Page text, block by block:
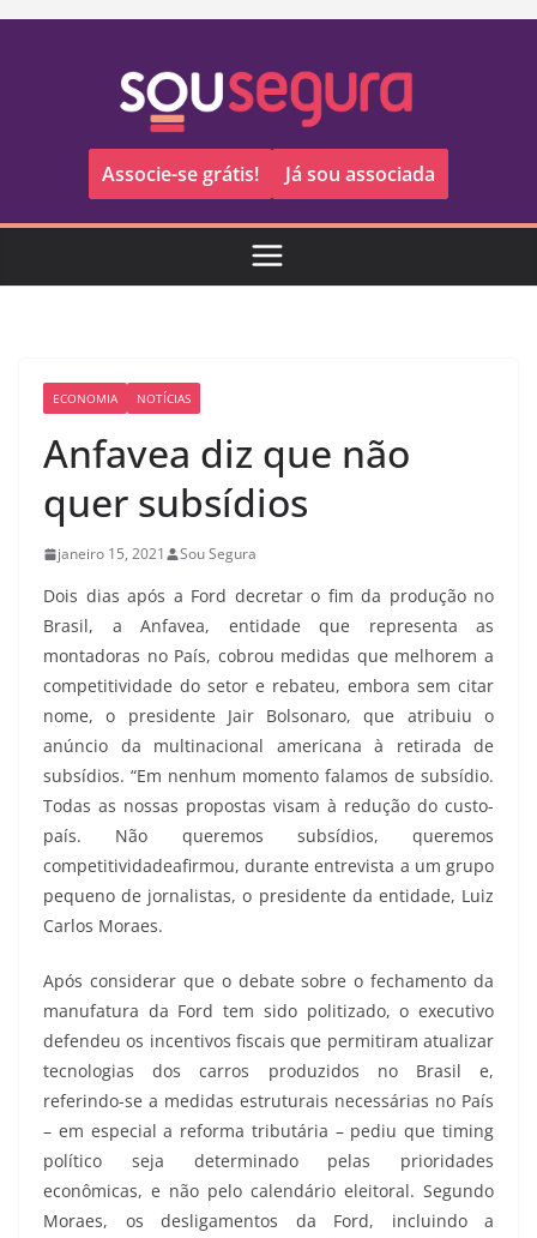
Pular
Associe-se grátis! Já sou associada
ECONOMIA NOTÍCIAS
Anfavea diz que não
quer subsídios
janeiro 15, 2021 Sou Segura
Dois dias após a Ford decretar o fim da produção no
Brasil, a Anfavea, entidade que representa as
montadoras no País, cobrou medidas que melhorem a
competitividade do setor e rebateu, embora sem citar
nome, o presidente Jair Bolsonaro, que atribuiu o
anúncio da multinacional americana à retirada de
subsídios. “Em nenhum momento falamos de subsídio.
Todas as nossas propostas visam à redução do custo-
país. Não queremos subsídios, queremos
competitividadeafirmou, durante entrevista a um grupo
pequeno de jornalistas, o presidente da entidade, Luiz
Carlos Moraes.
Após considerar que o debate sobre o fechamento da
manufatura da Ford tem sido politizado, o executivo
defendeu os incentivos fiscais que permitiram atualizar
tecnologias dos carros produzidos no Brasil e,
referindo-se a medidas estruturais necessárias no País
– em especial a reforma tributária – pediu que timing
político seja determinado pelas prioridades
econômicas, e não pelo calendário eleitoral. Segundo
Moraes, os desligamentos da Ford, incluindo a